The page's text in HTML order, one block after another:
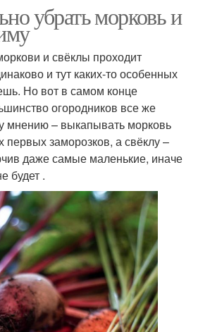
убрать морковь и
и свёклы проходит
и тут каких-то особенных
Но вот в самом конце
огородников все же
мнению – выкапывать морковь
заморозков, а свёклу –
даже самые маленькие, иначе
будет .